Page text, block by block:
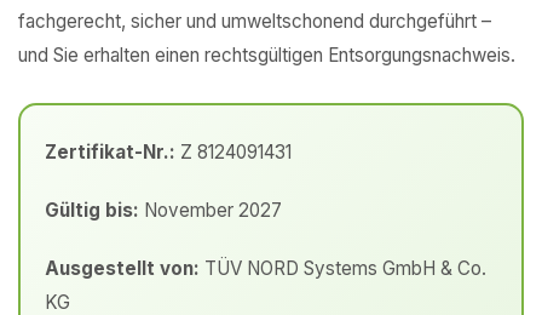
fachgerecht, sicher und umweltschonend durchgeführt –
und Sie erhalten einen rechtsgültigen Entsorgungsnachweis.
Zertifikat-Nr.: Z 8124091431
Gültig bis: November 2027
Ausgestellt von: TÜV NORD Systems GmbH & Co.
KG